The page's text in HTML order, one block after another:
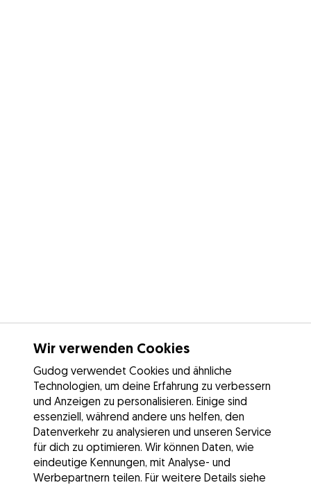
Wir verwenden Cookies
Gudog verwendet Cookies und ähnliche
Technologien, um deine Erfahrung zu verbessern
und Anzeigen zu personalisieren. Einige sind
essenziell, während andere uns helfen, den
Datenverkehr zu analysieren und unseren Service
für dich zu optimieren. Wir können Daten, wie
eindeutige Kennungen, mit Analyse- und
Werbepartnern teilen. Für weitere Details siehe